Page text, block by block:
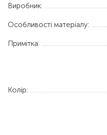
Виробник:
Особливості матеріалу:
Примітка:
Колір: